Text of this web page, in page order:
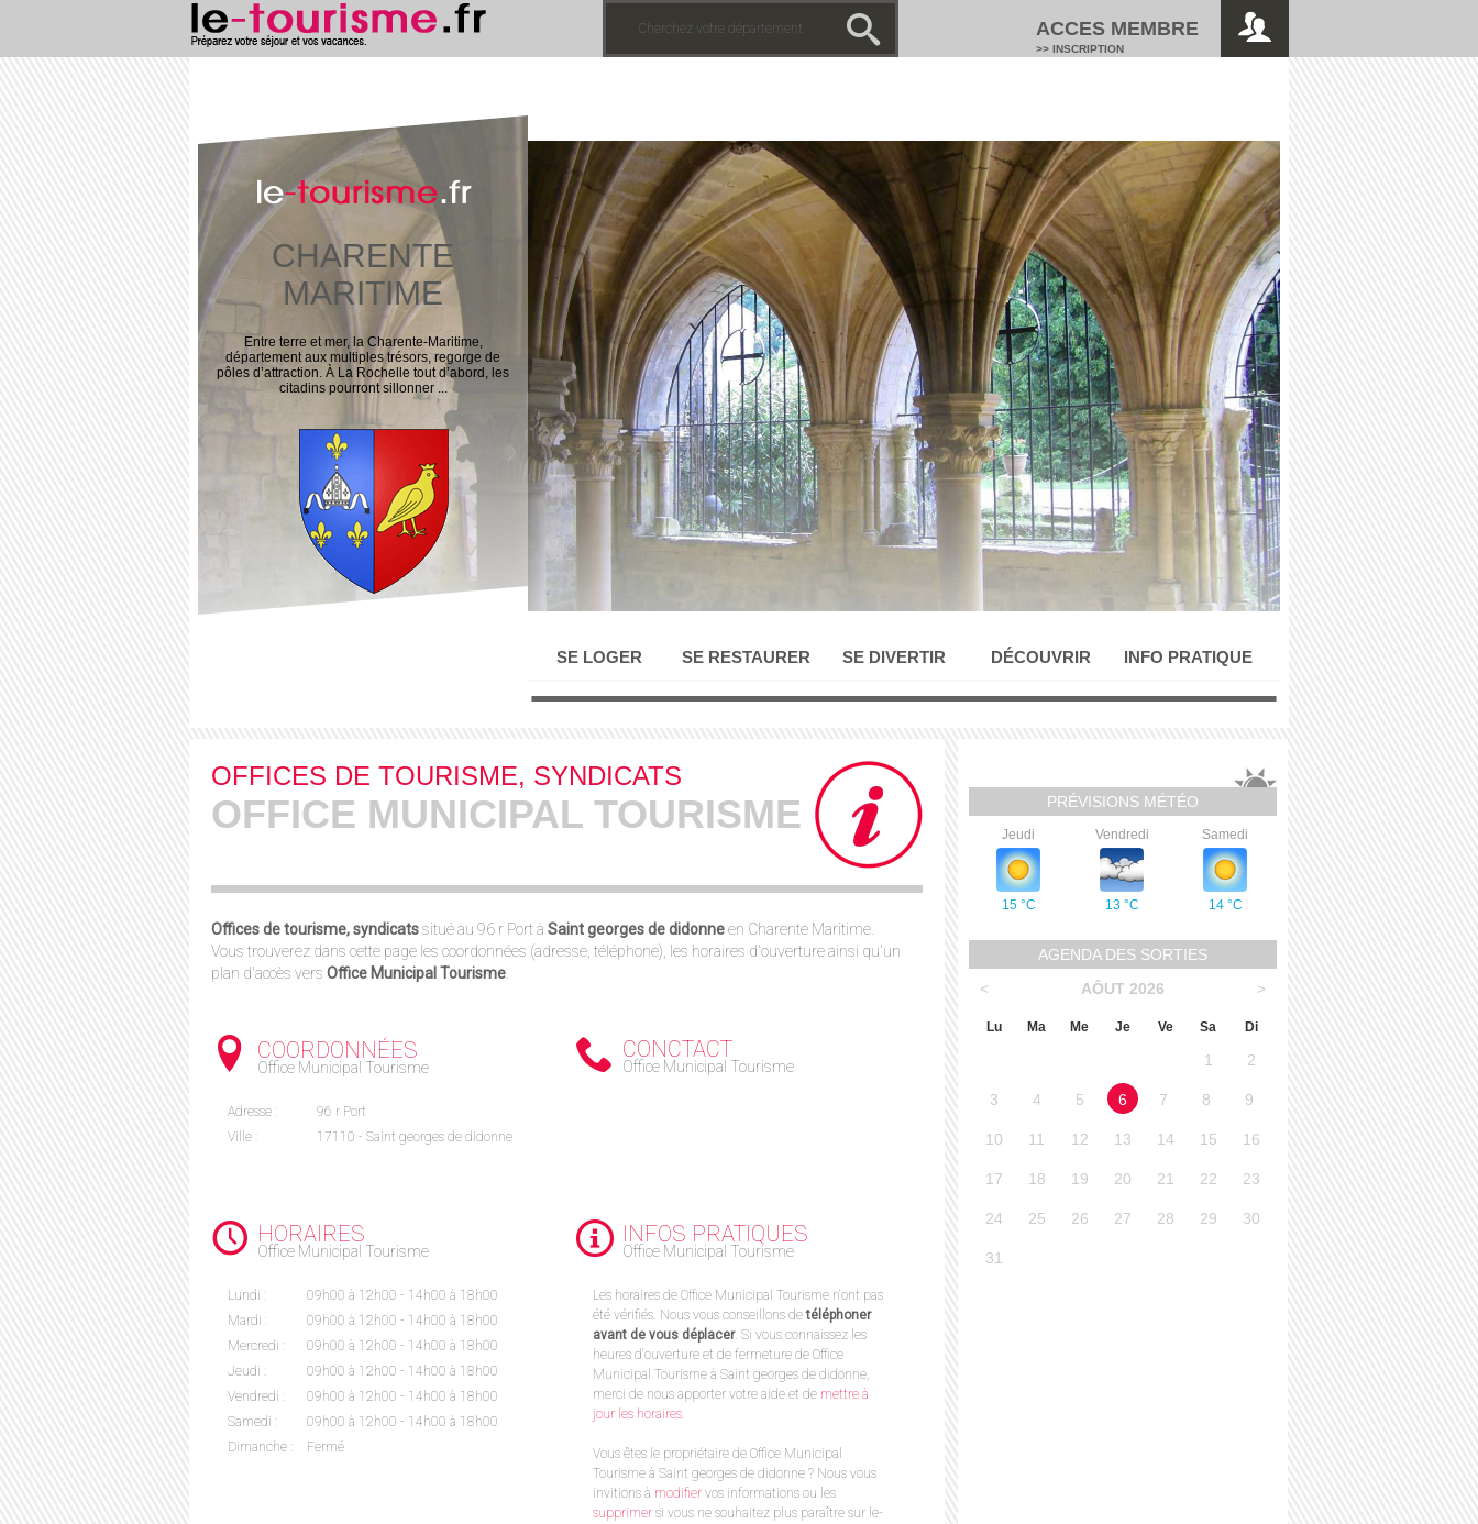
ACCES MEMBRE
>> INSCRIPTION
le-tourisme.fr
CHARENTE
MARITIME
Entre terre et mer, la Charente-Maritime,
département aux multiples trésors, regorge de
pôles d’attraction. À La Rochelle tout d’abord, les
citadins pourront sillonner ...
SE LOGER SE RESTAURER SE DIVERTIR DÉCOUVRIR INFO PRATIQUE
OFFICES DE TOURISME, SYNDICATS
OFFICE MUNICIPAL TOURISME
Offices de tourisme, syndicatssitué au 96 r Port à Saint georges de didonneen Charente Maritime.
Vous trouverez dans cette page les coordonnées (adresse, téléphone), les horaires d'ouverture ainsi qu'un
plan d'accès vers Office Municipal Tourisme
COORDONNÉES
Office Municipal Tourisme
Adresse :
96 r Port
Ville :
17110 - Saint georges de didonne
CONCTACT
Office Municipal Tourisme
HORAIRES
Office Municipal Tourisme
Lundi :
09h00 à 12h00 - 14h00 à 18h00
Mardi :
09h00 à 12h00 - 14h00 à 18h00
Mercredi :
09h00 à 12h00 - 14h00 à 18h00
Jeudi :
09h00 à 12h00 - 14h00 à 18h00
Vendredi :
09h00 à 12h00 - 14h00 à 18h00
Samedi :
09h00 à 12h00 - 14h00 à 18h00
Dimanche :
Fermé
INFOS PRATIQUES
Office Municipal Tourisme
Les horaires de Office Municipal Tourisme n'ont pas
été vérifiés. Nous vous conseillons detéléphoner
avant de vous déplacer. Si vous connaissez les
heures d'ouverture et de fermeture de Office
Municipal Tourisme à Saint georges de didonne,
merci de nous apporter votre aide et de mettre à
jour les horaires.
Vous êtes le propriétaire de Office Municipal
Tourisme à Saint georges de didonne ? Nous vous
invitions à modifier vos informations ou les
supprimer si vous ne souhaitez plus paraître sur le-
PRÉVISIONS MÉTÉO
Jeudi
15 °C
Vendredi
13 °C
Samedi
14 °C
AGENDA DES SORTIES
<
AÔUT 2026 >
Lu Ma Me Je Ve Sa Di
1 2
3 4 5 6 7 8 9
10 11 12 13 14 15 16
17 18 19 20 21 22 23
24 25 26 27 28 29 30
31